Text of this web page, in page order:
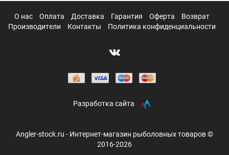
О нас Оплата Доставка Гарантия Оферта
Возврат
Производители
Контакты Политика конфиденциальности
Разработка сайта
Angler-stock.ru - Интернет-магазин рыболовных товаров ©
2016-2026